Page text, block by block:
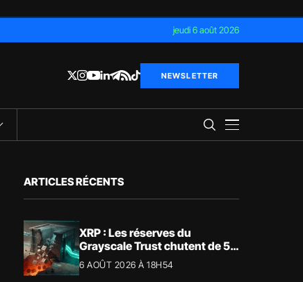
jeudi 6 août 2026
NEWSLETTER
ARTICLES RÉCENTS
XRP : Les réserves du
Grayscale Trust chutent de 55
% suite aux rachats
6 AOÛT 2026 À 18H54